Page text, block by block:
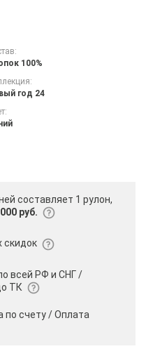
100%
год 24
составляет 1 рулон,
руб.
скидок
всей РФ и СНГ /
ТК
по счету /Оплата